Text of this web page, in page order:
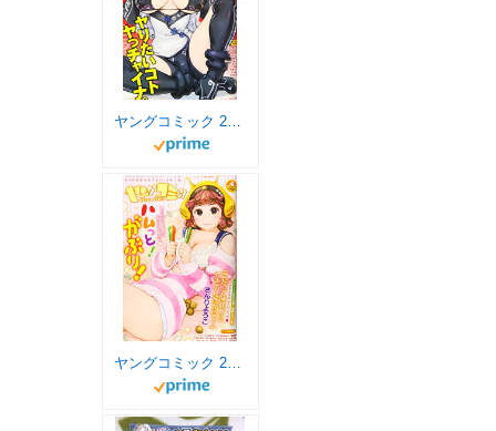
ヤングコミック 2020年 03 月号 [雑誌]
ヤングコミック 2020年 04 月号 [雑誌]